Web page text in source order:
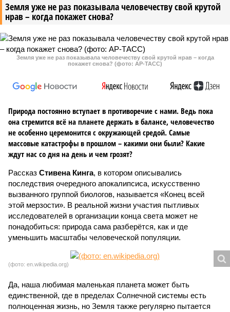
Земля уже не раз показывала человечеству свой крутой
нрав – когда покажет снова?
Земля уже не раз показывала человечеству свой крутой нрав – когда
покажет снова? (фото: АР-ТАСС)
Природа постоянно вступает в противоречие с нами. Ведь пока
она стремится всё на планете держать в балансе, человечество
не особенно церемонится с окружающей средой. Самые
массовые катастрофы в прошлом – какими они были? Какие
ждут нас со дня на день и чем грозят?
Рассказ Стивена Кинга, в котором описывались
последствия очередного апокалипсиса, искусственно
вызванного группой биологов, называется «Конец всей
этой мерзости». В реальной жизни участия пытливых
исследователей в организации конца света может не
понадобиться: природа сама разберётся, как и где
уменьшить масштабы человеческой популяции.
(фото: en.wikipedia.org)
Да, наша любимая маленькая планета может быть
единственной, где в пределах Солнечной системы есть
полноценная жизнь, но Земля также регулярно пытается